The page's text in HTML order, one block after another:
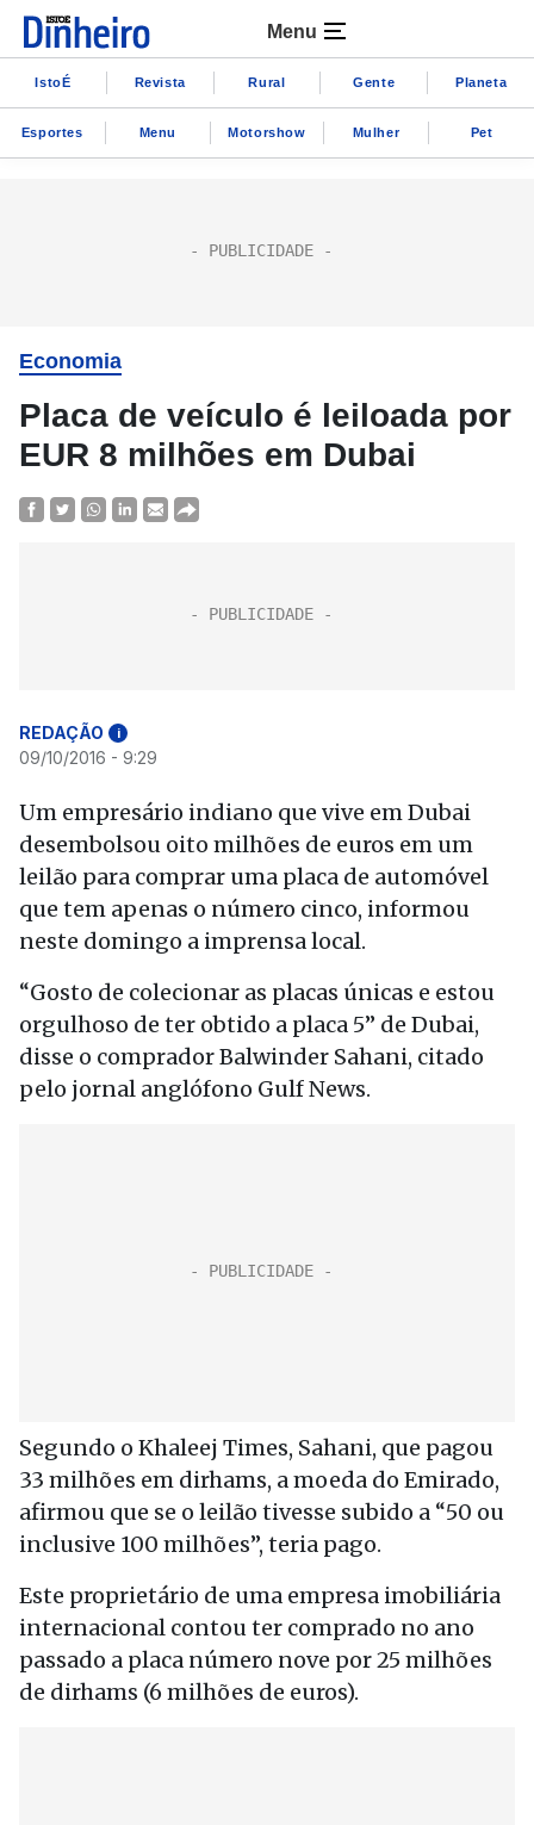
Menu
IstoÉ Revista Rural Gente Planeta
Esportes Menu Motorshow Mulher Pet
Economia
Placa de veículo é leiloada por
EUR 8 milhões em Dubai
REDAÇÃO i
09/10/2016 - 9:29
Um empresário indiano que vive em Dubai
desembolsou oito milhões de euros em um
leilão para comprar uma placa de automóvel
que tem apenas o número cinco, informou
neste domingo a imprensa local.
“Gosto de colecionar as placas únicas e estou
orgulhoso de ter obtido a placa 5” de Dubai,
disse o comprador Balwinder Sahani, citado
pelo jornal anglófono Gulf News.
Segundo o Khaleej Times, Sahani, que pagou
33 milhões em dirhams, a moeda do Emirado,
afirmou que se o leilão tivesse subido a “50 ou
inclusive 100 milhões”, teria pago.
Este proprietário de uma empresa imobiliária
internacional contou ter comprado no ano
passado a placa número nove por 25 milhões
de dirhams (6 milhões de euros).